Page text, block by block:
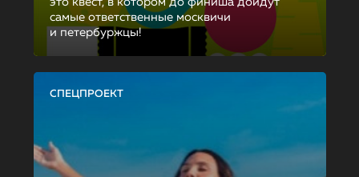
самые ответственные москвичи
и петербуржцы!
СПЕЦПРОЕКТ